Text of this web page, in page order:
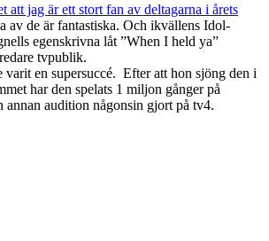
att jag är ett stort fan av deltagarna i årets
av de är fantastiska. Och ikvällens Idol-
egenskrivna låt ”When I held ya”
tvpublik.
varit en supersuccé. Efter att hon sjöng den i
har den spelats 1 miljon gånger på
annan audition någonsin gjort på tv4.